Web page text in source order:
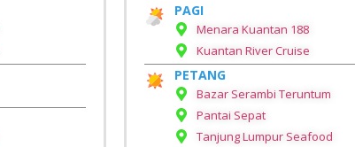
PAGI
Menara Kuantan 188
Kuantan River Cruise
PETANG
Bazar Serambi Teruntum
Pantai Sepat
Tanjung Lumpur Seafood